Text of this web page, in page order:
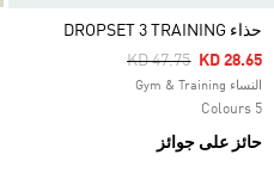
حذاء DROPSET 3 TRAINING
Price Reduced
KD 47.75ToKD 28.65
النساء Gym & Training
5 Colours
حائز على جوائز